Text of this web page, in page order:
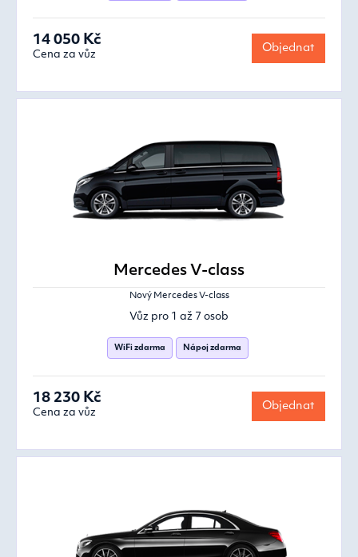
14 050 Kč
Cena za vůz
Objednat
Mercedes V-class
Nový Mercedes V-class
Vůz pro 1 až 7 osob
WiFi zdarma Nápoj zdarma
18 230 Kč
Cena za vůz
Objednat